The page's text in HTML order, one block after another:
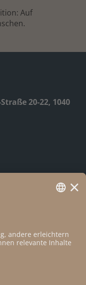
20-22, 1040
Auf